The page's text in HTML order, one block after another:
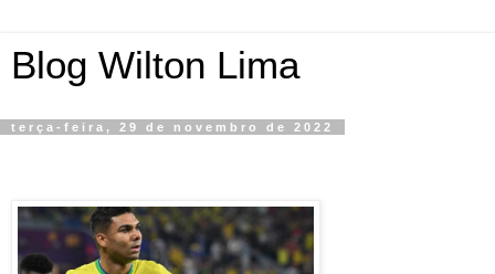
Blog Wilton Lima
terça-feira, 29 de novembro de 2022